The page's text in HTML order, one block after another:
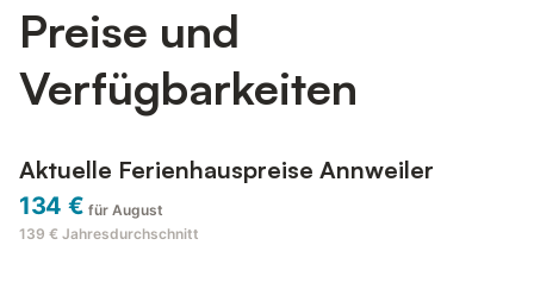
Preise und
Verfügbarkeiten
Aktuelle Ferienhauspreise Annweiler
134 € für August
139 € Jahresdurchschnitt